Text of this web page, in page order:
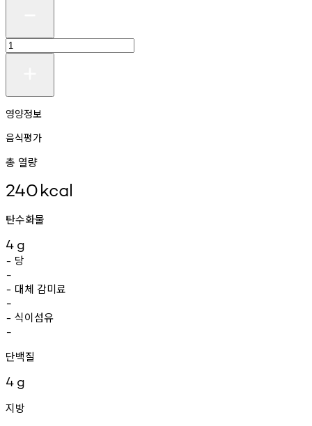
영양정보
음식평가
총 열량
240kcal
탄수화물
4 g
- 당
-
- 대체 감미료
-
- 식이섬유
-
단백질
4 g
지방